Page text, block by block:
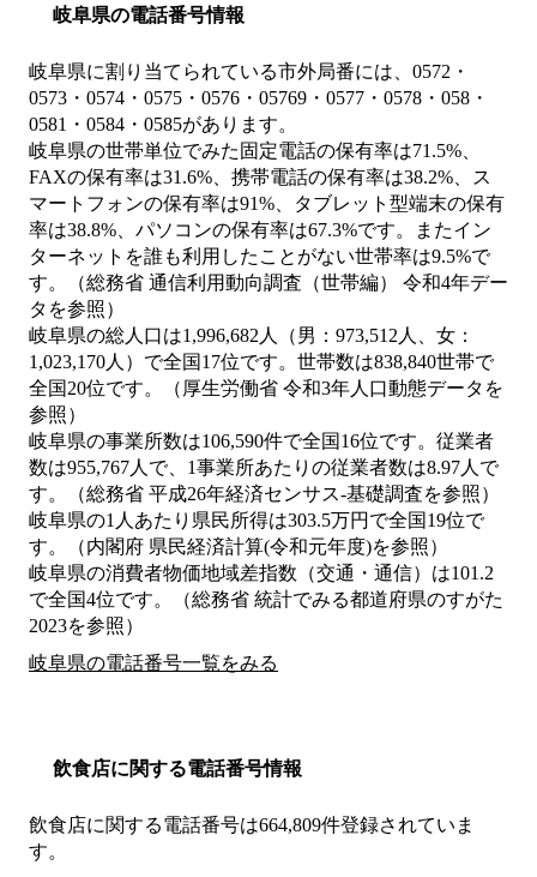
岐阜県の電話番号情報
岐阜県に割り当てられている市外局番には、0572・
0573・0574・0575・0576・05769・0577・0578・058・
0581・0584・0585があります。
岐阜県の世帯単位でみた固定電話の保有率は71.5%、
FAXの保有率は31.6%、携帯電話の保有率は38.2%、ス
マートフォンの保有率は91%、タブレット型端末の保有
率は38.8%、パソコンの保有率は67.3%です。またイン
ターネットを誰も利用したことがない世帯率は9.5%で
す。（総務省 通信利用動向調査（世帯編） 令和4年デー
タを参照）
岐阜県の総人口は1,996,682人（男：973,512人、女：
1,023,170人）で全国17位です。世帯数は838,840世帯で
全国20位です。（厚生労働省 令和3年人口動態データを
参照）
岐阜県の事業所数は106,590件で全国16位です。従業者
数は955,767人で、1事業所あたりの従業者数は8.97人で
す。（総務省 平成26年経済センサス‐基礎調査を参照）
岐阜県の1人あたり県民所得は303.5万円で全国19位で
す。（内閣府 県民経済計算(令和元年度)を参照）
岐阜県の消費者物価地域差指数（交通・通信）は101.2
で全国4位です。（総務省 統計でみる都道府県のすがた
2023を参照）
岐阜県の電話番号一覧をみる
飲食店に関する電話番号情報
飲食店に関する電話番号は664,809件登録されていま
す。